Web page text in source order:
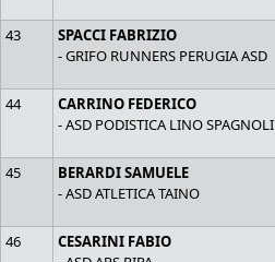
43
SPACCI FABRIZIO
- GRIFO RUNNERS PERUGIA ASD
44
CARRINO FEDERICO
- ASD PODISTICA LINO SPAGNOLI
45
BERARDI SAMUELE
- ASD ATLETICA TAINO
46
CESARINI FABIO